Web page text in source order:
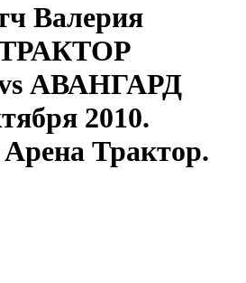
Валерия
ТРАКТОР
АВАНГАРД
2010.
Трактор.